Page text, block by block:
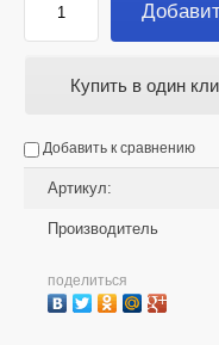
Купить в один
Добавить к сравнению
Артикул:
Производитель
поделиться